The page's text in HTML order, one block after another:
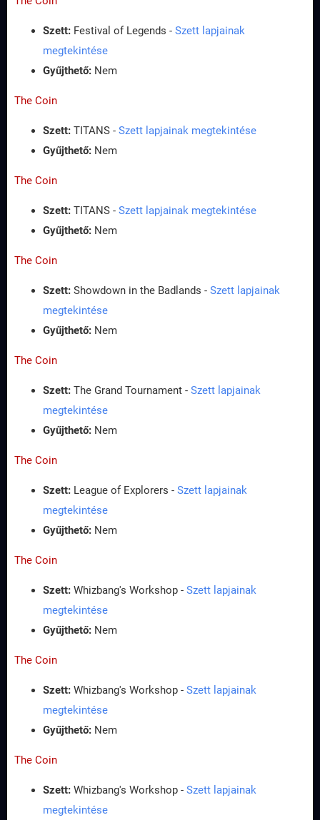
Szett: Festival of Legends - Szett lapjainak
megtekintése
Gyűjthető: Nem
The Coin
Szett: TITANS - Szett lapjainak megtekintése
Gyűjthető: Nem
The Coin
Szett: TITANS - Szett lapjainak megtekintése
Gyűjthető: Nem
The Coin
Szett: Showdown in the Badlands - Szett lapjainak
megtekintése
Gyűjthető: Nem
The Coin
Szett: The Grand Tournament - Szett lapjainak
megtekintése
Gyűjthető: Nem
The Coin
Szett: League of Explorers - Szett lapjainak
megtekintése
Gyűjthető: Nem
The Coin
Szett: Whizbang's Workshop - Szett lapjainak
megtekintése
Gyűjthető: Nem
The Coin
Szett: Whizbang's Workshop - Szett lapjainak
megtekintése
Gyűjthető: Nem
The Coin
Szett: Whizbang's Workshop - Szett lapjainak
megtekintése